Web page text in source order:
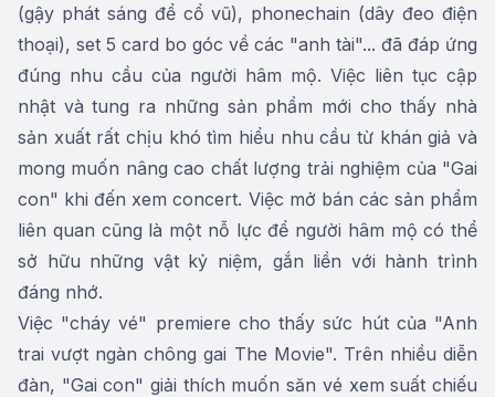
(gậy phát sáng để cổ vũ), phonechain (dây đeo điện
thoại), set 5 card bo góc về các "anh tài"... đã đáp ứng
đúng nhu cầu của người hâm mộ. Việc liên tục cập
nhật và tung ra những sản phẩm mới cho thấy nhà
sản xuất rất chịu khó tìm hiểu nhu cầu từ khán giả và
mong muốn nâng cao chất lượng trải nghiệm của "Gai
con" khi đến xem concert. Việc mở bán các sản phẩm
liên quan cũng là một nỗ lực để người hâm mộ có thể
sở hữu những vật kỷ niệm, gắn liền với hành trình
đáng nhớ.
Việc "cháy vé" premiere cho thấy sức hút của "Anh
trai vượt ngàn chông gai The Movie". Trên nhiều diễn
đàn, "Gai con" giải thích muốn săn vé xem suất chiếu